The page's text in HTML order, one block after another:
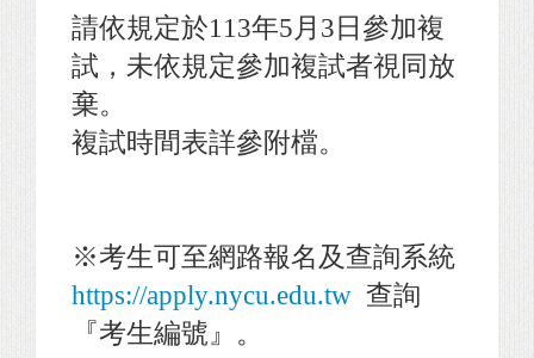
請依規定於113年5月3日參加複
試，未依規定參加複試者視同放
棄。
複試時間表詳參附檔。
※考生可至網路報名及查詢系統
https://apply.nycu.edu.tw 查詢
『考生編號』。